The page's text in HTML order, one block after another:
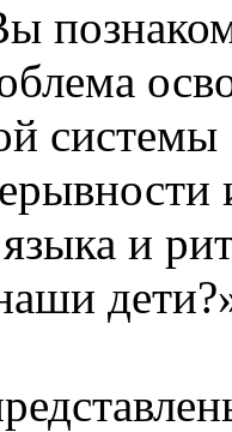
языка и